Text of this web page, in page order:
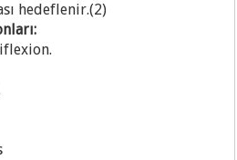
hedeflenir.(2)